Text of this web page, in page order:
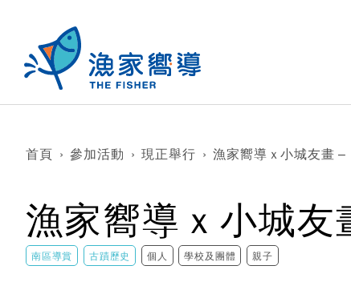
首頁 › 參加活動 › 現正舉行 › 漁家嚮導ｘ小城友畫 –
漁家嚮導ｘ小城
南區導賞 古蹟歷史 個人 學校及團體 親子